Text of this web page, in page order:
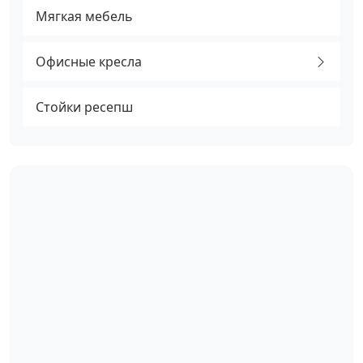
Мягкая мебель
Офисные кресла
Стойки ресепш